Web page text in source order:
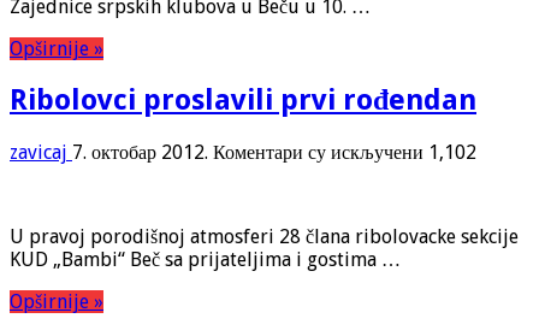
Zajednice srpskih klubova u Beču u 10. …
Opširnije »
Ribolovci proslavili prvi rođendan
zavicaj 7. октобар 2012. Коментари су искључени на
rođendan
1,102
U pravoj porodišnoj atmosferi 28 člana ribolovacke sekcije
KUD „Bambi“ Beč sa prijateljima i gostima …
Opširnije »